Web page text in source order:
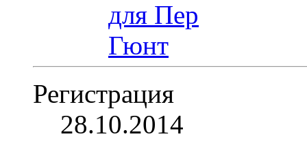
Регистрация
28.10.2014